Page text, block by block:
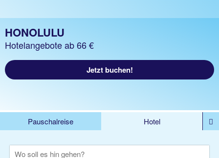
HONOLULU
Hotelangebote ab 66 €
Jetzt buchen!
Pauschalreise
Hotel
Wo soll es hin gehen?